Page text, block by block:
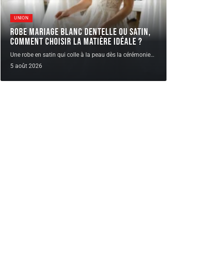
UNION
Robe Mariage blanc dentelle ou satin,
comment choisir la matière idéale ?
Une robe en satin qui colle à la peau dès la cérémonie…
5 août 2026